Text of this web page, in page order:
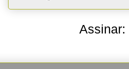
Assinar: